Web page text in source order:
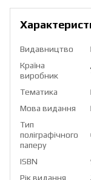
Видавництво
Країна
виробник
Тематика
Мова видання
Тип
поліграфічного
паперу
ISBN
Рік видання